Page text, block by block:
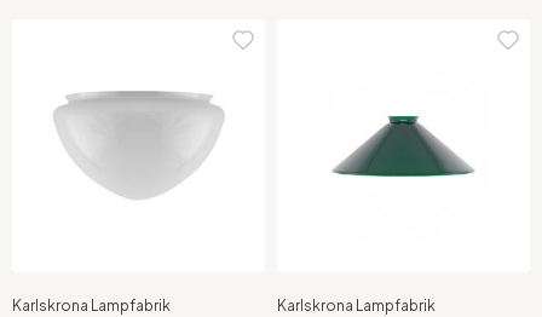
Karlskrona Lampfabrik Karlskrona Lampfabrik